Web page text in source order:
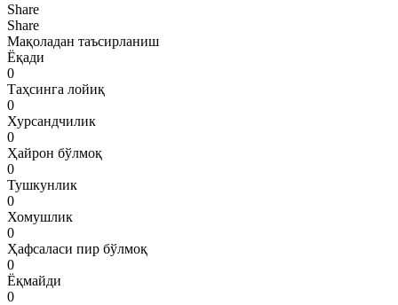
Share
Share
Мақоладан таъсирланиш
Ёқади
0
Таҳсинга лойиқ
0
Хурсандчилик
0
Ҳайрон бўлмоқ
0
Тушкунлик
0
Хомушлик
0
Ҳафсаласи пир бўлмоқ
0
Ёқмайди
0